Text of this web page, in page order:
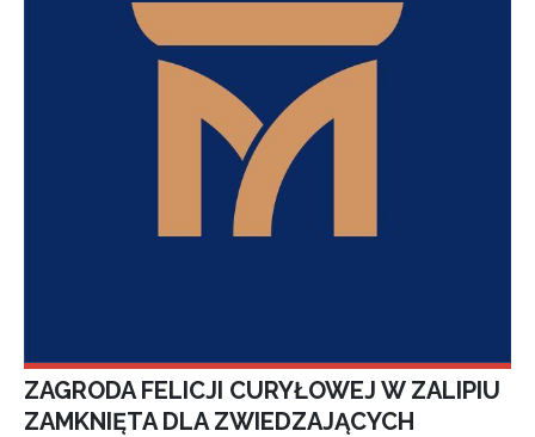
ZAGRODA FELICJI CURYŁOWEJ W ZALIPIU
ZAMKNIĘTA DLA ZWIEDZAJĄCYCH